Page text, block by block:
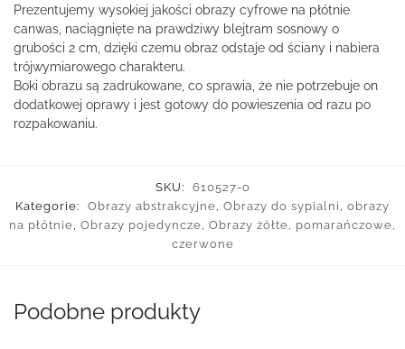
Prezentujemy wysokiej jakości obrazy cyfrowe na płótnie
canwas, naciągnięte na prawdziwy blejtram sosnowy o
grubości 2 cm, dzięki czemu obraz odstaje od ściany i nabiera
trójwymiarowego charakteru.
Boki obrazu są zadrukowane, co sprawia, że nie potrzebuje on
dodatkowej oprawy i jest gotowy do powieszenia od razu po
rozpakowaniu.
SKU:
610527-o
Kategorie:
Obrazy abstrakcyjne, Obrazy do sypialni , obrazy
na płótnie, Obrazy pojedyncze, Obrazy żółte, pomarańczowe,
czerwone
Podobne produkty